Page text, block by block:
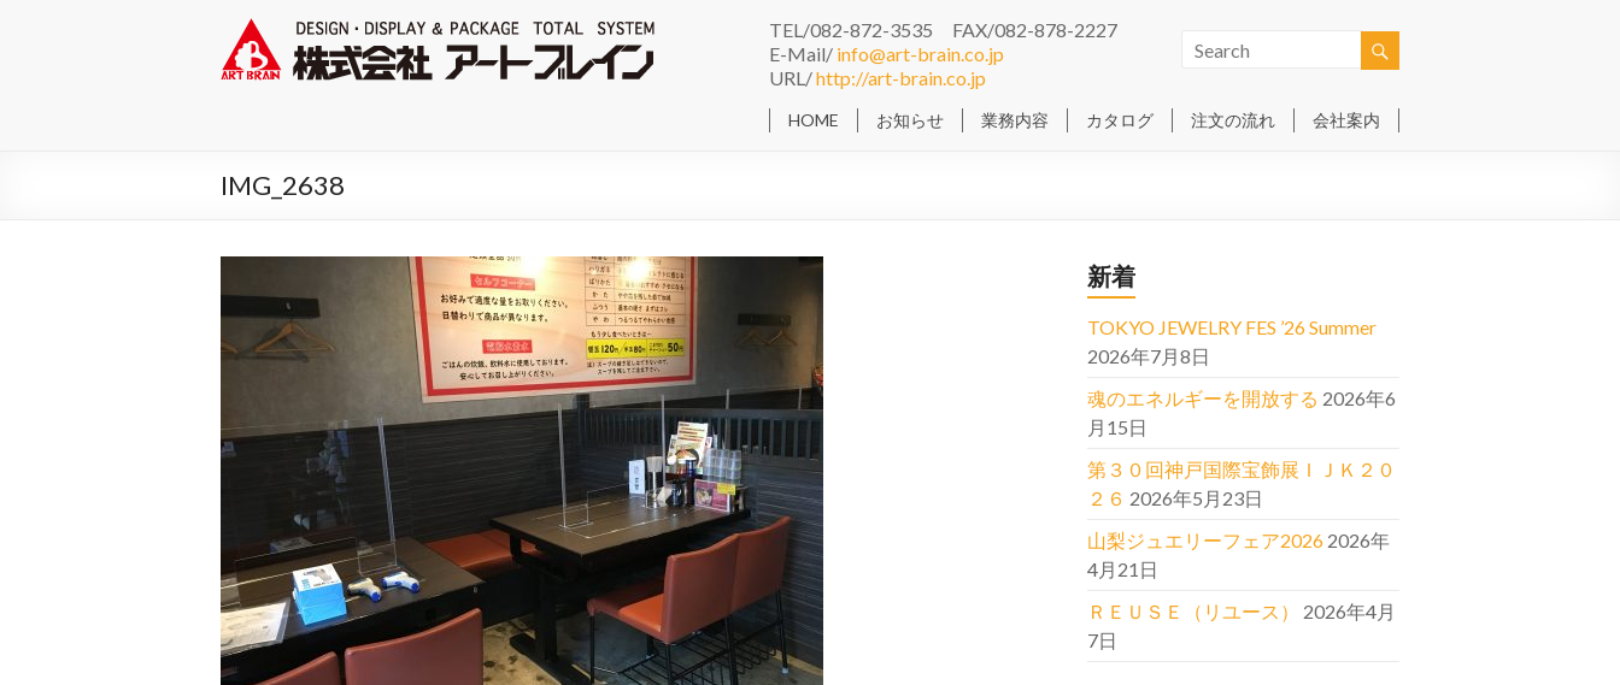
TEL/082-872-3535 FAX/082-878-2227
E-Mail/ info@art-brain.co.jp
URL/http://art-brain.co.jp
HOME お知らせ 業務内容 カタログ 注文の流れ 会社案内
IMG_2638
新着
TOKYO JEWELRY FES ’26 Summer
2026年7月8日
魂のエネルギーを開放する 2026年6
月15日
第３０回神戸国際宝飾展ＩＪＫ２０
２６ 2026年5月23日
山梨ジュエリーフェア2026 2026年
4月21日
ＲＥＵＳＥ（リユース）
2026年4月
7日